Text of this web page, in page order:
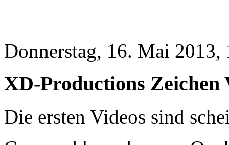
Donnerstag, 16. Mai 2013,
XD-Productions Zeichen
Die ersten Videos sind